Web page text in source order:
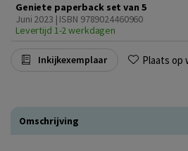
Geniete paperback set van 5
Juni 2023 | ISBN 9789024460960
Levertijd 1-2 werkdagen
Inkijkexemplaar Plaats op
Omschrijving